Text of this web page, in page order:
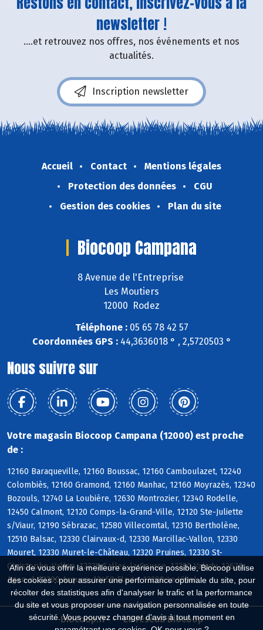
Afin de vous offrir la meilleure expérience possible, Biocoop utilise
des cookies : pour assurer une performance optimale du site, pour
récolter des statistiques afin d'analyser le trafic et la performance
du site et vous proposer une navigation personnalisée en toute
sécurité. Vous pouvez changer d'avis à tout moment en
newsletter !
....et retrouvez nos offres, nos événements et nos
actualités.
Inscription newsletter
Accueil Contact
Mentions légales
Protection des données
CGU
Gestion des cookies
Plan du site
Biocoop Campana
8 Avenue de l'Entreprise
Les Moutiers
12000 Rodez
Téléphone :05 65 78 42 57
Coordonnées GPS :44,3636018 ° , 2,5720503 °
Nous suivre sur
Votre magasin Biocoop Campana (12000) est proche
de :
12160 Baraqueville, 12160 Boussac, 12160 Camboulazet, 12240
Colombiès, 12160 Gramond, 12160 Manhac, 12160 Moyrazès, 12340
Bozouls, 12740 La Loubière, 12630 Montrozier, 12340 Rodelle,
12450 Calmont, 12120 Comps-la-Grand-Ville, 12120 Ste-Juliette
s/Viaur, 12190 Sébrazac, 12580 Villecomtal, 12310 Bertholène,
12510 Balsac, 12330 Clairvaux-d, 12330 Marcillac-Vallon, 12330
Mouret, 12330 Muret-le-Château, 12320 Pruines, 12330 St-
Christophe-Vallon, 12330 Salles-la-Source, 12330 Valady, 12630
Agen-d, 12290 Arques, 12450 Flavin, 12290 Le Vibal
Biocoop.fr Le réseau Biocoop